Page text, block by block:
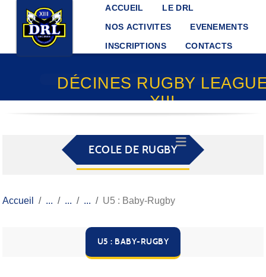
ACCUEIL
LE DRL
NOS ACTIVITES
EVENEMENTS
INSCRIPTIONS
CONTACTS
DÉCINES RUGBY
XIII
ECOLE DE RUGBY
Accueil U5 : Baby-Rugby
U5 : BABY-RUGBY
Panneau de gestion des cookies